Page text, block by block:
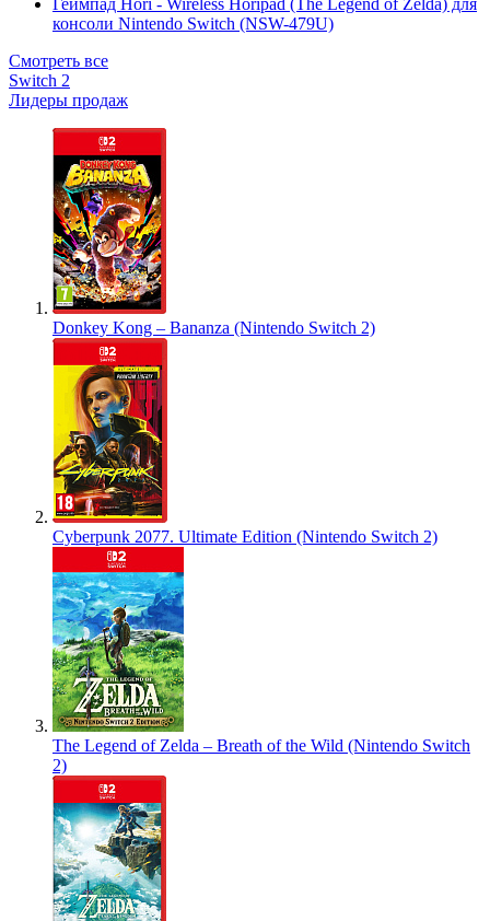
Геймпад Hori - Wireless Horipad (The Legend of Zelda) для
консоли Nintendo Switch (NSW-479U)
Смотреть все
Switch 2
Лидеры продаж
Donkey Kong – Bananza (Nintendo Switch 2)
Cyberpunk 2077. Ultimate Edition (Nintendo Switch 2)
The Legend of Zelda – Breath of the Wild (Nintendo Switch
2)